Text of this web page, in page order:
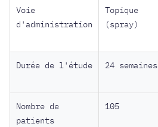
Voie
d'administration
Topique
(spray)
Durée de l'étude 24 semaines
Nombre de
patients
105